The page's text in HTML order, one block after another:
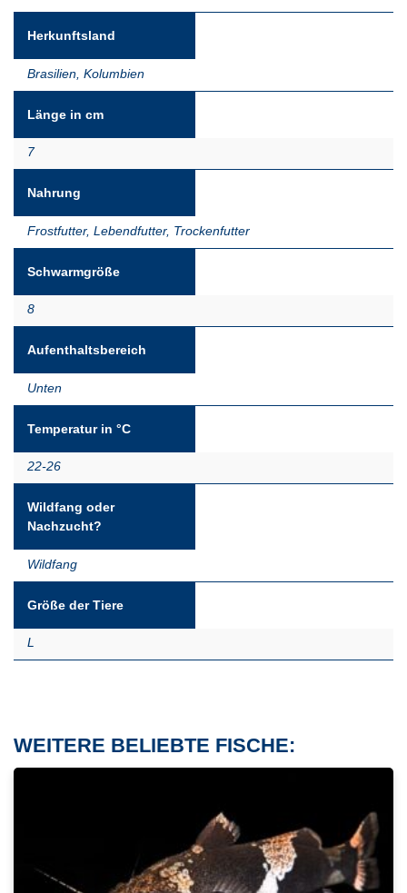
Herkunftsland
Brasilien Kolumbien
Länge in cm
7
Nahrung
Frostfutter, Lebendfutter, Trockenfutter
Schwarmgröße
8
Aufenthaltsbereich
Unten
Temperatur in °C
22-26
Wildfang oder
Nachzucht?
Wildfang
Größe der Tiere
L
WEITERE BELIEBTE FISCHE: